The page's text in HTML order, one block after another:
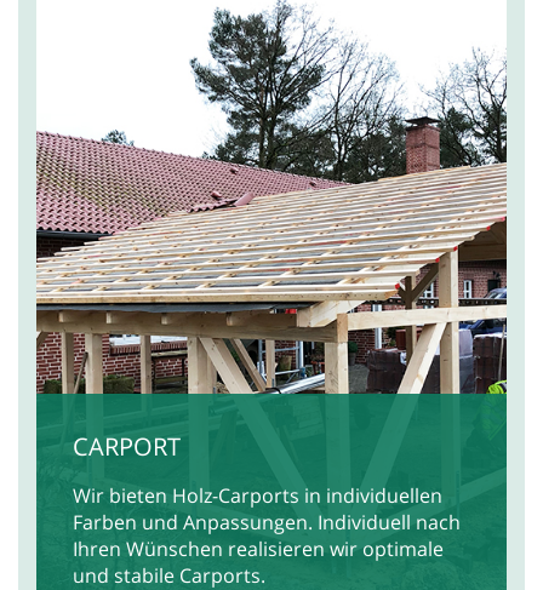
CARPORT
Wir bieten Holz-Carports in individuellen
Farben und Anpassungen. Individuell nach
Ihren Wünschen realisieren wir optimale
und stabile Carports.